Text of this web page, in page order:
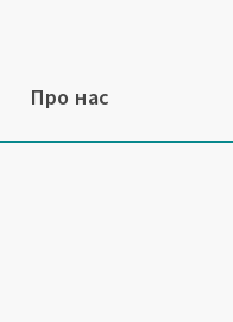
Про нас